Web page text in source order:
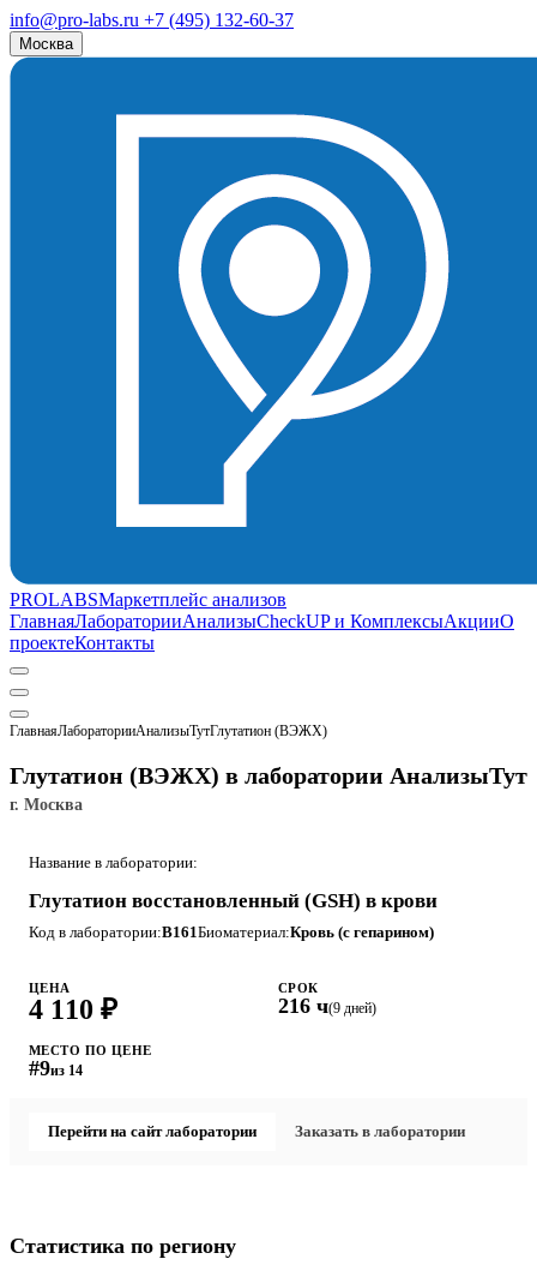
info@pro-labs.ru +7 (495) 132-60-37
Москва
PROLABSМаркетплейс анализов
ГлавнаяЛабораторииАнализыCheckUP и КомплексыАкцииО
проектеКонтакты
ГлавнаяЛабораторииАнализыТутГлутатион (ВЭЖХ)
Глутатион (ВЭЖХ) в лаборатории АнализыТут
г. Москва
Название в лаборатории:
Глутатион восстановленный (GSH) в крови
Код в лаборатории:B161Биоматериал:Кровь (с гепарином)
ЦЕНА
4 110 ₽
СРОК
216 ч(9 дней)
МЕСТО ПО ЦЕНЕ
#9из 14
Перейти на сайт лаборатории Заказать в лаборатории
Статистика по региону